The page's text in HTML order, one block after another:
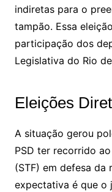
indiretas para o
tampão. Essa
participação dos
Legislativa do Rio
Eleições
A situação gerou
PSD ter recorrido
(STF) em defesa da
expectativa é que o